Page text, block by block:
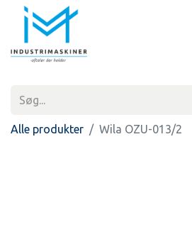
Alle produkter Wila OZU-013/2